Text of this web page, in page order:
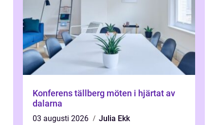
Konferens tällberg möten i hjärtat av
dalarna
03 augusti 2026
Julia Ekk